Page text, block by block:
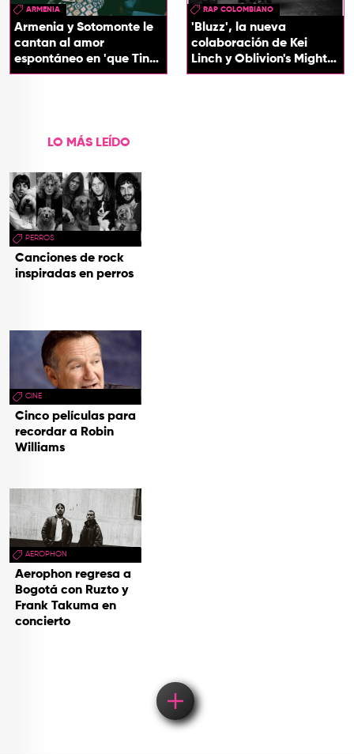
ARMENIA
Armenia y Sotomonte le
cantan al amor
espontáneo en 'que Tin
que Tan'
RAP COLOMBIANO
'Bluzz', la nueva
colaboración de Kei
Linch y Oblivion's Mighty
Trash
LO MÁS LEÍDO
PERROS
Canciones de rock
inspiradas en perros
CINE
Cinco películas para
recordar a Robin
Williams
AEROPHON
Aerophon regresa a
Bogotá con Ruzto y
Frank Takuma en
concierto